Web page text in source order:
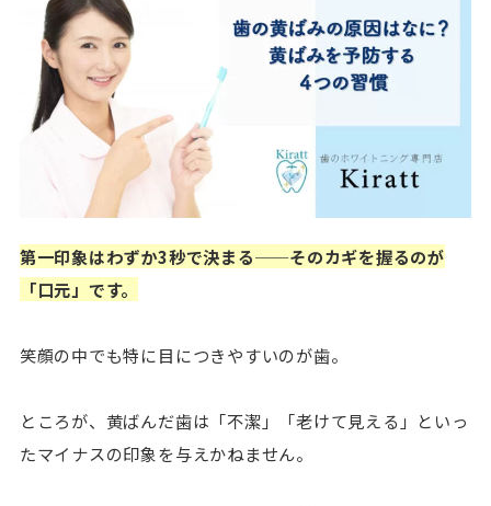
第一印象はわずか3秒で決まる──そのカギを握るのが
「口元」です。
笑顔の中でも特に目につきやすいのが歯。
ところが、黄ばんだ歯は「不潔」「老けて見える」といっ
たマイナスの印象を与えかねません。